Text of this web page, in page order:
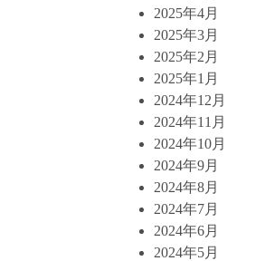
2025年4月
2025年3月
2025年2月
2025年1月
2024年12月
2024年11月
2024年10月
2024年9月
2024年8月
2024年7月
2024年6月
2024年5月